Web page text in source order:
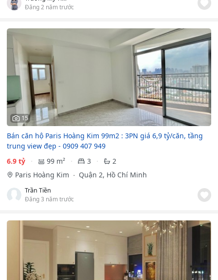
Đăng 2 năm trước
15
Bán căn hộ Paris Hoàng Kim 99m2 : 3PN giá 6,9 tỷ/căn, tầng
trung view đẹp - 0909 407 949
6.9 tỷ
99 m² 3
2
Paris Hoàng Kim
Quận 2, Hồ Chí Minh
Trần Tiền
Đăng 3 năm trước